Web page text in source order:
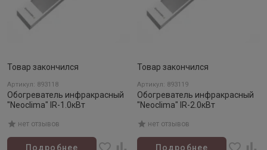
Товар закончился
Артикул: 893118
Обогреватель инфракрасный
"Neoclima" IR-1.0кВт
нет отзывов
Подробнее
Товар закончился
Артикул: 893119
Обогреватель инфракрасный
"Neoclima" IR-2.0кВт
нет отзывов
Подробнее